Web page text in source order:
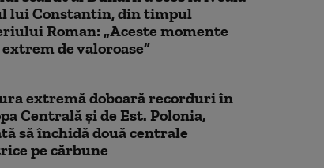
lui Constantin, din timpul
Roman: „Aceste momente
de valoroase”
extremă doboară recorduri în
Centrală și de Est. Polonia,
să închidă două centrale
pe cărbune